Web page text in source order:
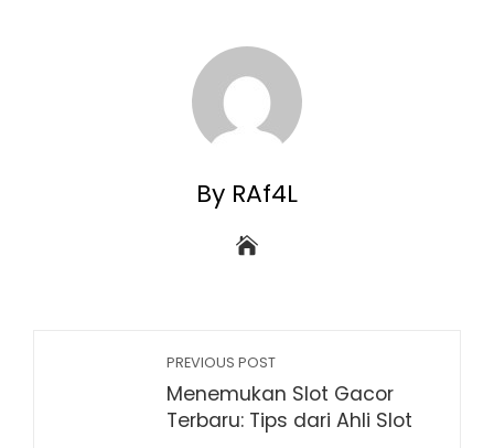
By RAf4L
PREVIOUS POST
Menemukan Slot Gacor
Terbaru: Tips dari Ahli Slot